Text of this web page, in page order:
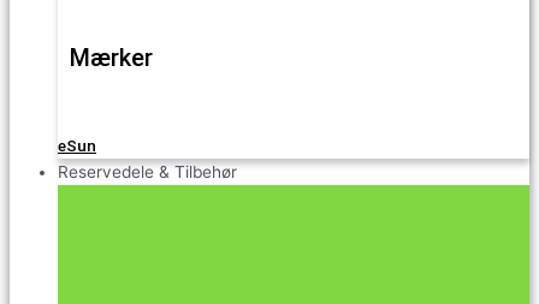
Mærker
eSun
Reservedele & Tilbehør